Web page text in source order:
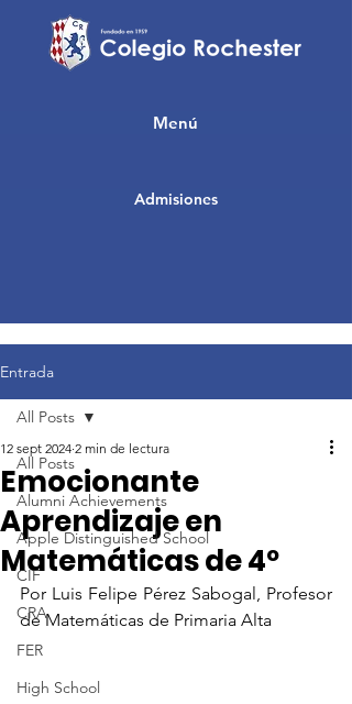
Admisiones
Menú
Entrada
All Posts
Alumni Achievements
Apple Distinguished School
CIF
CRA
FER
High School
All Posts
Emocionante
Aprendizaje en
Matemáticas de 4º
12 sept 2024 2 min de lectura
Por Luis Felipe Pérez Sabogal, Profesor
de Matemáticas de Primaria Alta